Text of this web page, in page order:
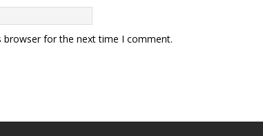
browser for the next time I comment.